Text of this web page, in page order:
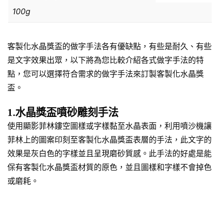
100g
客製化水晶獎盃的做字手法各有優缺點，有些是耐久、有些
是文字效果出眾，以下將為您比較介紹各式做字手法的特
點，您可以選擇符合需求的做字手法來訂製客製化水晶獎
盃。
1.水晶獎盃噴砂雕刻手法
使用顯影菲林鏤空圖樣或字樣黏至水晶表面，利用噴沙機讓
菲林上的圖案印刻至客製化水晶獎盃表層的手法，此文字的
效果是灰白色的字樣並且呈現磨砂質感。此手法的好處是能
保有客製化水晶獎盃材質的原色，並且圖樣和字樣不會掉色
或磨耗。